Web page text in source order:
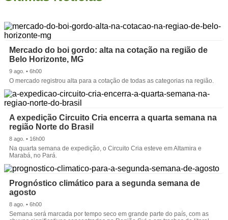
Mercado do boi gordo: alta na cotação na região de
Belo Horizonte, MG
9 ago. • 6h00
O mercado registrou alta para a cotação de todas as categorias na região.
A expedição Circuito Cria encerra a quarta semana na
região Norte do Brasil
8 ago. • 16h00
Na quarta semana de expedição, o Circuito Cria esteve em Altamira e
Marabá, no Pará.
Prognóstico climático para a segunda semana de
agosto
8 ago. • 6h00
Semana será marcada por tempo seco em grande parte do país, com as